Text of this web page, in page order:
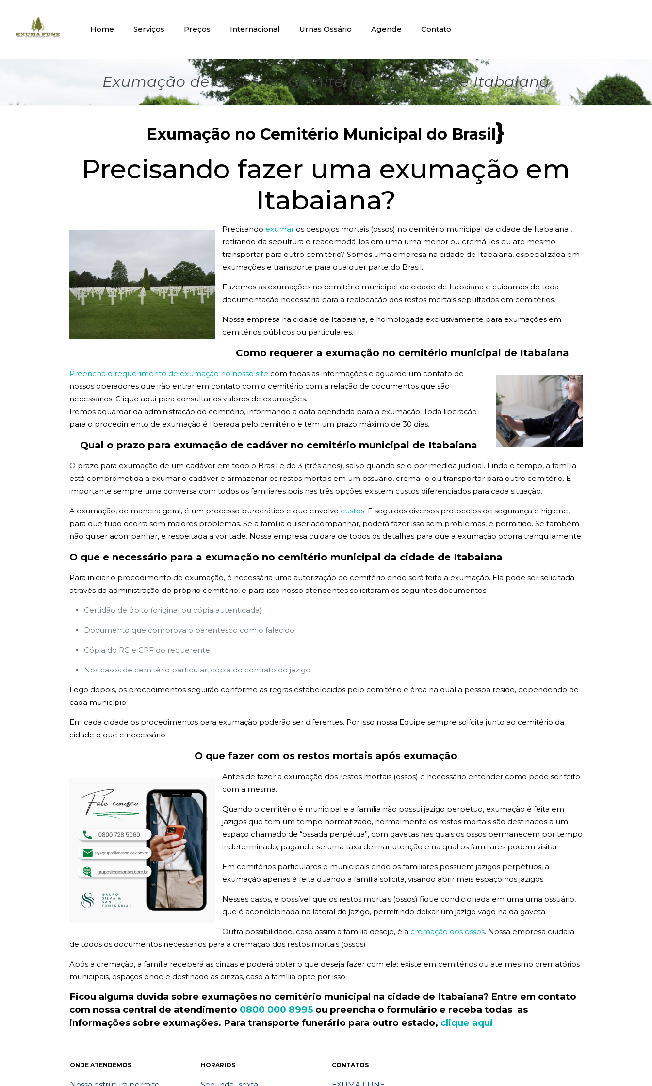
Home Serviços Preços Internacional Urnas Ossário Agende Contato
Exumação de Ossos no Cemitério Municipal de Itabaiana
Exumação no Cemitério Municipal do Brasil}
Precisando fazer uma exumação em
Itabaiana?
Precisando exumaros despojos mortais (ossos) no cemitério municipal da cidade de Itabaiana ,
retirando da sepultura e reacomodá-los em uma urna menor ou cremá-los ou ate mesmo
transportar para outro cemitério? Somos uma empresa na cidade de Itabaiana, especializada em
exumações e transporte para qualquer parte do Brasil.
Fazemos as exumações no cemitério municipal da cidade de Itabaiana e cuidamos de toda
documentação necessária para a realocação dos restos mortais sepultados em cemitérios.
Nossa empresa na cidade de Itabaiana, e homologada exclusivamente para exumações em
cemitérios públicos ou particulares.
Como requerer a exumação no cemitério municipal de Itabaiana
Preencha o requerimento de exumação no nosso site com todas as informações e aguarde um contato de
nossos operadores que irão entrar em contato com o cemitério com a relação de documentos que são
necessários. Clique aqui para consultar os valores de exumações.
Iremos aguardar da administração do cemitério, informando a data agendada para a exumação. Toda liberação
para o procedimento de exumação é liberada pelo cemitério e tem um prazo máximo de 30 dias.
Qual o prazo para exumação de cadáver no cemitério municipal de Itabaiana
O prazo para exumação de um cadáver em todo o Brasil e de 3 (três anos), salvo quando se e por medida judicial. Findo o tempo, a família
está comprometida a exumar o cadáver e armazenar os restos mortais em um ossuário, crema-lo ou transportar para outro cemitério. E
importante sempre uma conversa com todos os familiares pois nas três opções existem custos diferenciados para cada situação.
A exumação, de maneira geral, é um processo burocrático e que envolve custos. E seguidos diversos protocolos de segurança e higiene,
para que tudo ocorra sem maiores problemas. Se a família quiser acompanhar, poderá fazer isso sem problemas, e permitido. Se também
não quiser acompanhar, e respeitada a vontade. Nossa empresa cuidara de todos os detalhes para que a exumação ocorra tranquilamente.
O que e necessário para a exumação no cemitério municipal da cidade de Itabaiana
Para iniciar o procedimento de exumação, é necessária uma autorização do cemitério onde será feito a exumação. Ela pode ser solicitada
através da administração do próprio cemitério, e para isso nosso atendentes solicitaram os seguintes documentos:
Certidão de óbito (original ou cópia autenticada)
Documento que comprova o parentesco com o falecido
Cópia do RG e CPF do requerente
Nos casos de cemitério particular, cópia do contrato do jazigo
Logo depois, os procedimentos seguirão conforme as regras estabelecidos pelo cemitério e área na qual a pessoa reside, dependendo de
cada município.
Em cada cidade os procedimentos para exumação poderão ser diferentes. Por isso nossa Equipe sempre solícita junto ao cemitério da
cidade o que e necessário.
O que fazer com os restos mortais após exumação
Antes de fazer a exumação dos restos mortais (ossos) e necessário entender como pode ser feito
com a mesma.
Quando o cemitério é municipal e a família não possui jazigo perpetuo, exumação é feita em
jazigos que tem um tempo normatizado, normalmente os restos mortais são destinados a um
espaço chamado de “ossada perpétua”, com gavetas nas quais os ossos permanecem por tempo
indeterminado, pagando-se uma taxa de manutenção e na qual os familiares podem visitar.
Em cemitérios particulares e municipais onde os familiares possuem jazigos perpétuos, a
exumação apenas é feita quando a família solicita, visando abrir mais espaço nos jazigos.
Nesses casos, é possível que os restos mortais (ossos) fique condicionada em uma urna ossuário,
que é acondicionada na lateral do jazigo, permitindo deixar um jazigo vago na da gaveta.
Outra possibilidade, caso assim a família deseje, é a cremação dos ossos. Nossa empresa cuidara
de todos os documentos necessários para a cremação dos restos mortais (ossos)
Após a cremação, a família receberá as cinzas e poderá optar o que deseja fazer com ela: existe em cemitérios ou ate mesmo crematórios
municipais, espaços onde e destinado as cinzas, caso a família opte por isso.
Ficou alguma duvida sobre exumações no cemitério municipal na cidade de Itabaiana? Entre em contato
com nossa central de atendimento 0800 000 8995ou preencha o formulário e receba todas as
informações sobre exumações. Para transporte funerário para outro estado, clique aqui
ONDE ATENDEMOS HORARIOS CONTATOS